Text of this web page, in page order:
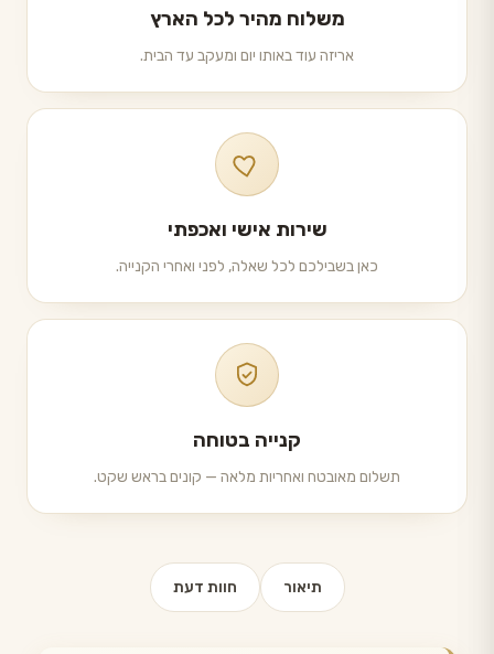
משלוח מהיר לכל הארץ
אריזה עוד באותו יום ומעקב עד הבית.
שירות אישי ואכפתי
כאן בשבילכם לכל שאלה, לפני ואחרי הקנייה.
קנייה בטוחה
תשלום מאובטח ואחריות מלאה — קונים בראש שקט.
תיאור חוות דעת